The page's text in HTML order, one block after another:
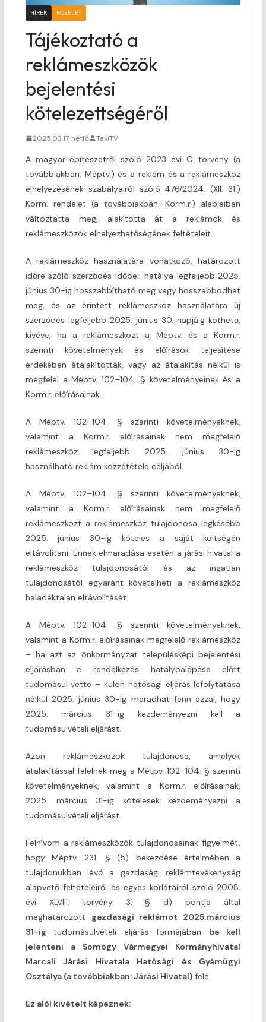
HÍREK KÖZÉLET
Tájékoztató a
reklámeszközök
bejelentési
kötelezettségéről
2025.03.17. hétfő TaviTV
A magyar építészetről szóló 2023 évi C. törvény (a
továbbiakban: Méptv.) és a reklám és a reklámeszköz
elhelyezésének szabályairól szóló 476/2024. (XII. 31.)
Korm. rendelet (a továbbiakban: Korm.r.) alapjaiban
változtatta meg, alakította át a reklámok és
reklámeszközök elhelyezhetőségének feltételeit.
A reklámeszköz használatára vonatkozó, határozott
időre szóló szerződés időbeli hatálya legfeljebb 2025.
június 30-ig hosszabbítható meg vagy hosszabbodhat
meg, és az érintett reklámeszköz használatára új
szerződés legfeljebb 2025. június 30. napjáig köthető,
kivéve, ha a reklámeszközt a Méptv. és a Korm.r.
szerinti követelmények és előírások teljesítése
érdekében átalakították, vagy az átalakítás nélkül is
megfelel a Méptv. 102–104. § követelményeinek és a
Korm.r. előírásainak.
A Méptv. 102–104. § szerinti követelményeknek,
valamint a Korm.r. előírásainak nem megfelelő
reklámeszköz legfeljebb 2025. június 30-ig
használható reklám közzététele céljából.
A Méptv. 102–104. § szerinti követelményeknek,
valamint a Korm.r. előírásainak nem megfelelő
reklámeszközt a reklámeszköz tulajdonosa legkésőbb
2025. június 30-ig köteles a saját költségén
eltávolítani. Ennek elmaradása esetén a járási hivatal a
reklámeszköz tulajdonosától és az ingatlan
tulajdonosától egyaránt követelheti a reklámeszköz
haladéktalan eltávolítását.
A Méptv. 102–104. § szerinti követelményeknek,
valamint a Korm.r. előírásainak megfelelő reklámeszköz
– ha azt az önkormányzat településképi bejelentési
eljárásban e rendelkezés hatálybalépése előtt
tudomásul vette – külön hatósági eljárás lefolytatása
nélkül 2025. június 30-ig maradhat fenn azzal, hogy
2025. március 31-ig kezdeményezni kell a
tudomásulvételi eljárást.
Azon reklámeszközök tulajdonosa, amelyek
átalakítással felelnek meg a Métpv. 102–104. § szerinti
követelményeknek, valamint a Korm.r. előírásainak,
2025. március 31-ig kötelesek kezdeményezni a
tudomásulvételi eljárást.
Felhívom a reklámeszközök tulajdonosainak figyelmét,
hogy Méptv. 231. § (5) bekezdése értelmében a
tulajdonukban lévő a gazdasági reklámtevékenység
alapvető feltételeiről és egyes korlátairól szóló 2008.
évi XLVIII. törvény 3. § d) pontja által
meghatározott gazdasági reklámot 2025.március
31-ig tudomásulvételi eljárás formájában be kell
jelenteni a Somogy Vármegyei Kormányhivatal
Marcali Járási Hivatala Hatósági és Gyámügyi
Osztálya (a továbbiakban: Járási Hivatal)felé.
Ez alól kivételt képeznek: